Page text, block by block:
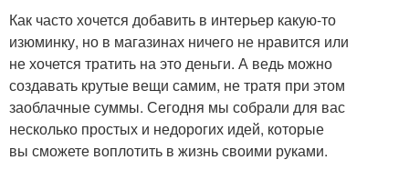
Как часто хочется добавить в интерьер какую-то
изюминку, но в магазинах ничего не нравится или
не хочется тратить на это деньги. А ведь можно
создавать крутые вещи самим, не тратя при этом
заоблачные суммы. Сегодня мы собрали для вас
несколько простых и недорогих идей, которые
вы сможете воплотить в жизнь своими руками.